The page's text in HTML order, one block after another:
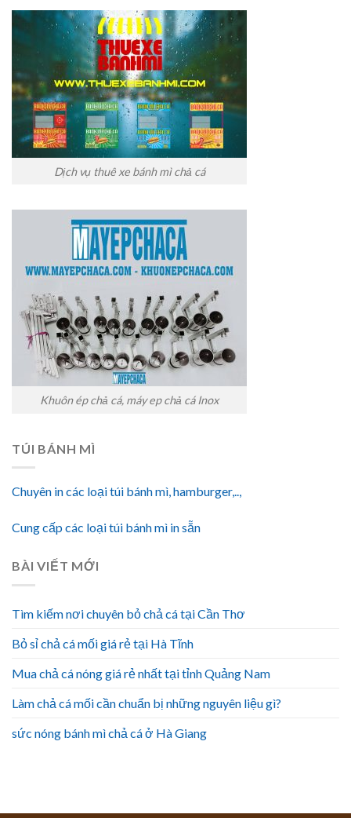
Dịch vụ thuê xe bánh mì chả cá
Khuôn ép chả cá, máy ep chả cá Inox
TÚI BÁNH MÌ
Chuyên in các loại túi bánh mì, hamburger,..,
Cung cấp các loại túi bánh mì in sẵn
BÀI VIẾT MỚI
Tìm kiếm nơi chuyên bỏ chả cá tại Cần Thơ
Bỏ sỉ chả cá mối giá rẻ tại Hà Tĩnh
Mua chả cá nóng giá rẻ nhất tại tỉnh Quảng Nam
Làm chả cá mối cần chuẩn bị những nguyên liệu gì?
sức nóng bánh mì chả cá ở Hà Giang